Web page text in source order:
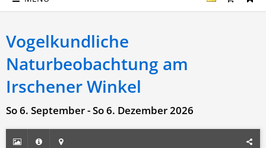
Vogelkundliche
Naturbeobachtung am
Irschener Winkel
So 6. September - So 6. Dezember 2026